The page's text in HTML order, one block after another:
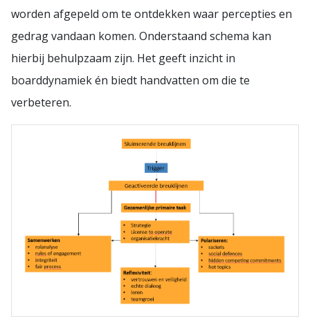
worden afgepeld om te ontdekken waar percepties en
gedrag vandaan komen. Onderstaand schema kan
hierbij behulpzaam zijn. Het geeft inzicht in
boarddynamiek én biedt handvatten om die te
verbeteren.